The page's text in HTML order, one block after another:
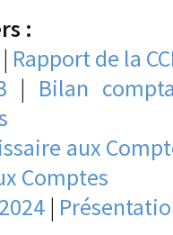
:
| Rapport de la
| Bilan
aux
Comptes
|